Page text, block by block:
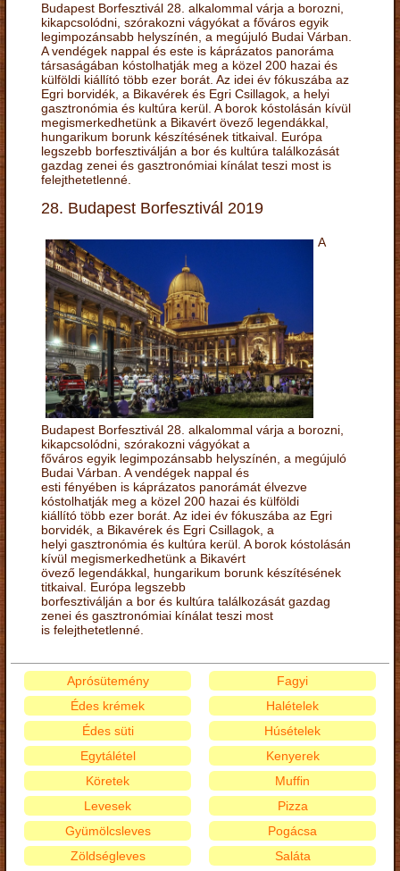
Budapest Borfesztivál 28. alkalommal várja a borozni,
kikapcsolódni, szórakozni vágyókat a főváros egyik
legimpozánsabb helyszínén, a megújuló Budai Várban.
A vendégek nappal és este is káprázatos panoráma
társaságában kóstolhatják meg a közel 200 hazai és
külföldi kiállító több ezer borát. Az idei év fókuszába az
Egri borvidék, a Bikavérek és Egri Csillagok, a helyi
gasztronómia és kultúra kerül. A borok kóstolásán kívül
megismerkedhetünk a Bikavért övező legendákkal,
hungarikum borunk készítésének titkaival. Európa
legszebb borfesztiválján a bor és kultúra találkozását
gazdag zenei és gasztronómiai kínálat teszi most is
felejthetetlenné.
28. Budapest Borfesztivál 2019
A
Budapest Borfesztivál 28. alkalommal várja a borozni,
kikapcsolódni, szórakozni vágyókat a
főváros egyik legimpozánsabb helyszínén, a megújuló
Budai Várban. A vendégek nappal és
esti fényében is káprázatos panorámát élvezve
kóstolhatják meg a közel 200 hazai és külföldi
kiállító több ezer borát. Az idei év fókuszába az Egri
borvidék, a Bikavérek és Egri Csillagok, a
helyi gasztronómia és kultúra kerül. A borok kóstolásán
kívül megismerkedhetünk a Bikavért
övező legendákkal, hungarikum borunk készítésének
titkaival. Európa legszebb
borfesztiválján a bor és kultúra találkozását gazdag
zenei és gasztronómiai kínálat teszi most
is felejthetetlenné.
Aprósütemény
Édes krémek
Édes süti
Egytálétel
Fagyi
Halételek
Húsételek
Kenyerek
Köretek
Levesek
Gyümölcsleves
Zöldségleves
Muffin
Pizza
Pogácsa
Saláta